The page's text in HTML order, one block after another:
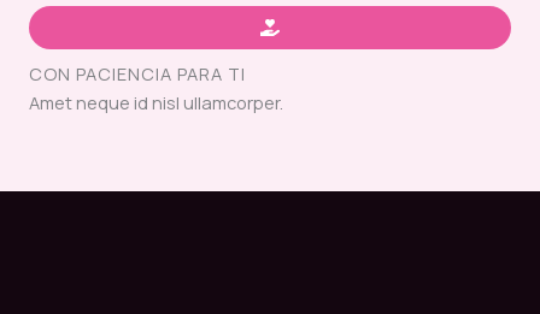
CON PACIENCIA PARA TI
Amet neque id nisl ullamcorper.